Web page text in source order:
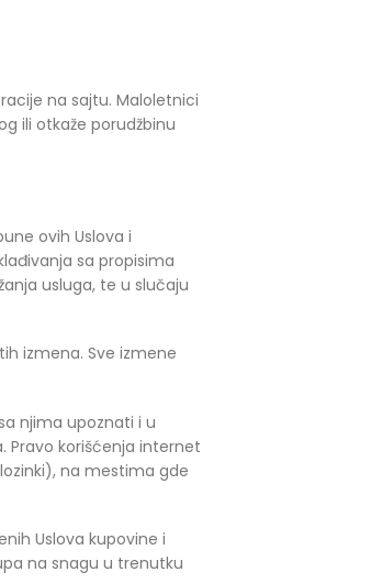
na sajtu. Maloletnici
ili otkaže porudžbinu
ovih Uslova i
sa propisima
usluga, te u slučaju
izmena. Sve izmene
njima upoznati i u
Pravo korišćenja internet
na mestima gde
Uslova kupovine i
na snagu u trenutku